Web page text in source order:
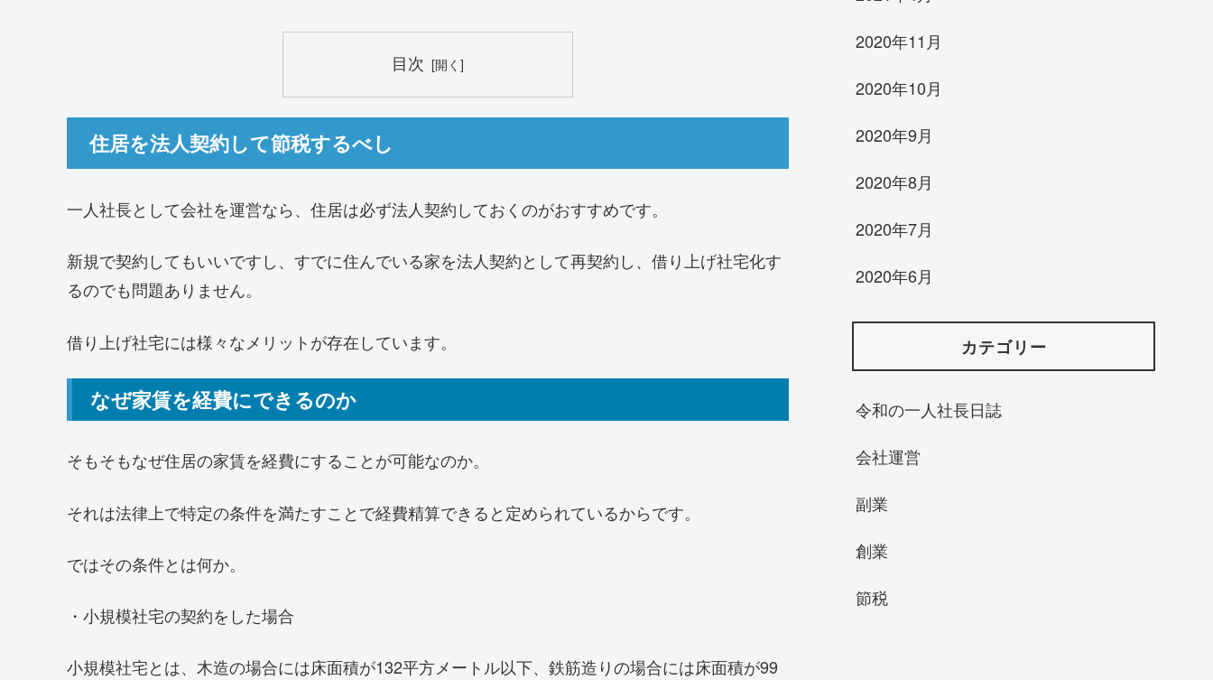
目次
住居を法人契約して節税するべし
一人社長として会社を運営なら、住居は必ず法人契約しておくのがおすすめです。
新規で契約してもいいですし、すでに住んでいる家を法人契約として再契約し、借り上げ社宅化す
るのでも問題ありません。
借り上げ社宅には様々なメリットが存在しています。
なぜ家賃を経費にできるのか
そもそもなぜ住居の家賃を経費にすることが可能なのか。
それは法律上で特定の条件を満たすことで経費精算できると定められているからです。
ではその条件とは何か。
・小規模社宅の契約をした場合
小規模社宅とは、木造の場合には床面積が132平方メートル以下、鉄筋造りの場合には床面積が99
2020年11月
2020年10月
2020年9月
2020年8月
2020年7月
2020年6月
カテゴリー
令和の一人社長日誌
会社運営
副業
創業
節税